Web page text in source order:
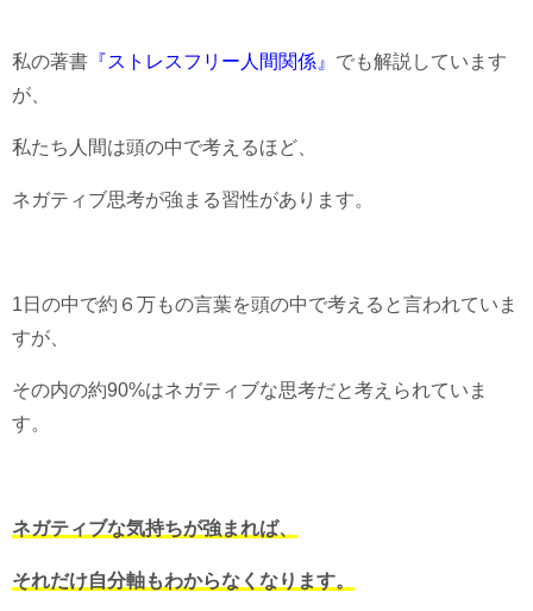
私の著書 『ストレスフリー人間関係』 でも解説しています
が、
私たち人間は頭の中で考えるほど、
ネガティブ思考が強まる習性があります。
1日の中で約６万もの言葉を頭の中で考えると言われていま
すが、
その内の約90%はネガティブな思考だと考えられていま
す。
ネガティブな気持ちが強まれば、
それだけ自分軸もわからなくなります。